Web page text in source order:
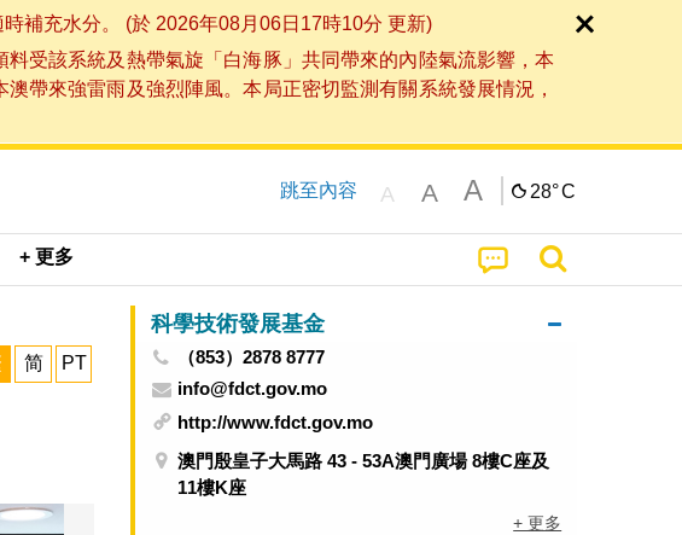
補充水分。 (於 2026年08月06日17時10分 更新)
受該系統及熱帶氣旋「白海豚」共同帶來的內陸氣流影響，本
帶來強雷雨及強烈陣風。本局正密切監測有關系統發展情況，
跳至內容 A A A 28°C
+ 更多
简 PT
科學技術發展基金
（853）2878 8777
info@fdct.gov.mo
http://www.fdct.gov.mo
澳門殷皇子大馬路 43 - 53A澳門廣場 8樓C座及
11樓K座
+ 更多